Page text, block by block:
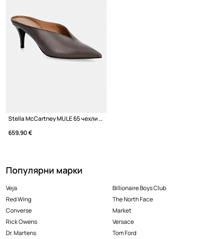
Stella McCartney MULE 65 чехли с тънък ток дамски
659,90 €
Популярни марки
Veja
Red Wing
Converse
Rick Owens
Dr. Martens
Billionaire Boys Club
The North Face
Market
Versace
Tom Ford